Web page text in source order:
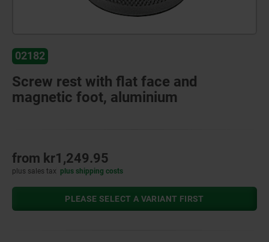
02182
Screw rest with flat face and
magnetic foot, aluminium
from kr1,249.95
plus sales tax plus shipping costs
PLEASE SELECT A VARIANT FIRST